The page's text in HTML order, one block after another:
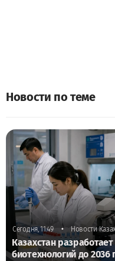
Новости по теме
Сегодня, 11:49 • Новости
Казахстан
биотехнологий до 2036